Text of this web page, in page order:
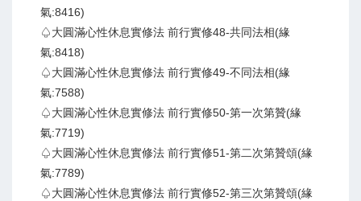
氣:8416)
♤大圓滿心性休息實修法 前行實修48-共同法相(緣
氣:8418)
♤大圓滿心性休息實修法 前行實修49-不同法相(緣
氣:7588)
♤大圓滿心性休息實修法 前行實修50-第一次第贊(緣
氣:7719)
♤大圓滿心性休息實修法 前行實修51-第二次第贊頌(緣
氣:7789)
♤大圓滿心性休息實修法 前行實修52-第三次第贊頌(緣